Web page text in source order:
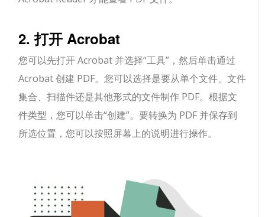
2. 打开 Acrobat
您可以先打开 Acrobat 并选择“工具”，然后单击通过
Acrobat 创建 PDF。您可以选择是要从单个文件、文件
集合、扫描件还是其他形式的文件制作 PDF。根据文
件类型，您可以单击“创建”。要转换为 PDF 并保存到
所选位置，您可以按照屏幕上的说明进行操作。